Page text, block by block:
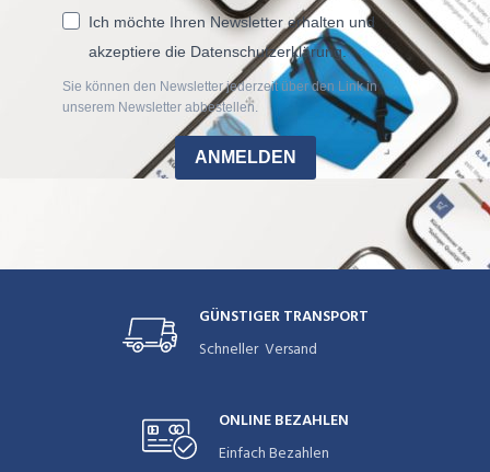
Ich möchte Ihren Newsletter erhalten und
akzeptiere die Datenschutzerklärung.
Sie können den Newsletter jederzeit über den Link in
unserem Newsletter abbestellen.
ANMELDEN
GÜNSTIGER TRANSPORT
Schneller Versand
ONLINE BEZAHLEN
Einfach Bezahlen